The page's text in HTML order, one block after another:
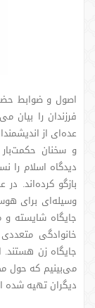
اصول و ضوابط
فرزندان را
عده‌ای از
و سخنان
دیدگاه اسلام
بازگو کرده‌اند.
وسیله‌ای برای
جایگاه شایسته
خانوادگی
جایگاه زن هستند.
می‌بینیم که حول
دیگران تهیه شده